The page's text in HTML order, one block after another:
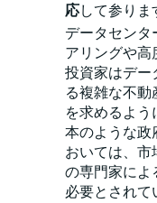
応して参りま
データセン
アリングや高
投資家はデー
る複雑な不
を求めるよ
本のような政
おいては、
の専門家によ
必要とされて